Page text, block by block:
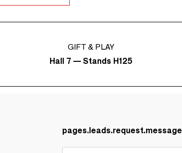
GIFT & PLAY
Hall 7 — Stands H125
pages.leads.request.message